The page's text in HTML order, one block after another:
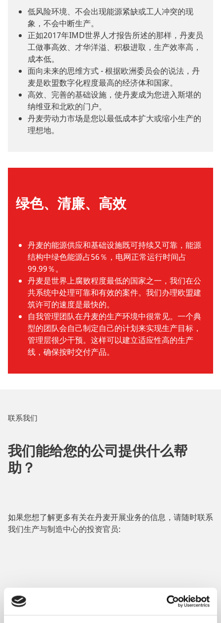
低风险环境、不会出现能源紧缺或工人冲突的现
象，不会中断生产。
正如2017年IMD世界人才报告所述的那样，丹麦员
工做事高效、才华洋溢、积极进取，生产效率高，
成本低。
面向未来的思维方式 - 根据欧洲委员会的说法，丹
麦是欧盟数字化程度最高的经济体和国家。
高效、完善的基础设施，使丹麦成为您进入斯堪的
纳维亚和北欧的门户。
丹麦劳动力市场是您以最低成本扩大或缩小生产的
理想地。
绿色、清廉、高效
丹麦的能源供应和基础设施既可持续又可靠，能源
结构中绿色能源占56％，电网正常运行时间占
99.99％。
丹麦是世界上腐败程度最低的国家之一，我们在公
共系统中处理可靠和有效的案件。我们办理欧盟建
筑许可的速度是最快的。
自我管理团队在丹麦的生产环境中很常见。一个典
型的团队会自己制定自己的计划来实现生产目标，
管理层很少干预。这样可以建立适应性高的生产
线，确保按时交付产品。
联系我们
我们能给您的公司提供什么帮
助？
如果您想了解更多有关在丹麦开展业务的信息，请随时联系
我们生产与制造中心的投资官员: